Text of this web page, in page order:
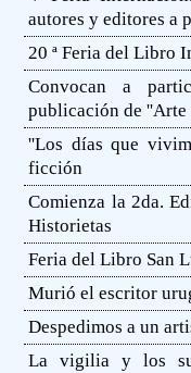
autores y editores a
20 ª Feria del Libro
Convocan a
publicación de
''Los días que
ficción
Comienza la 2da.
Historietas
Feria del Libro San
Murió el escritor
Despedimos a un
La vigilia y los